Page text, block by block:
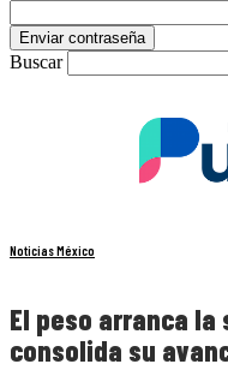
Buscar
Noticias México
El peso arranca la
consolida su